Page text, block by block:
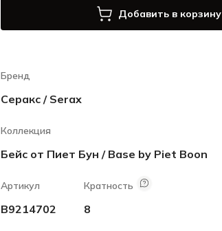
Добавить в корзину
Бренд
Серакс / Serax
Коллекция
Бейс от Пиет Бун / Base by Piet Boon
Артикул
B9214702
Кратность
8